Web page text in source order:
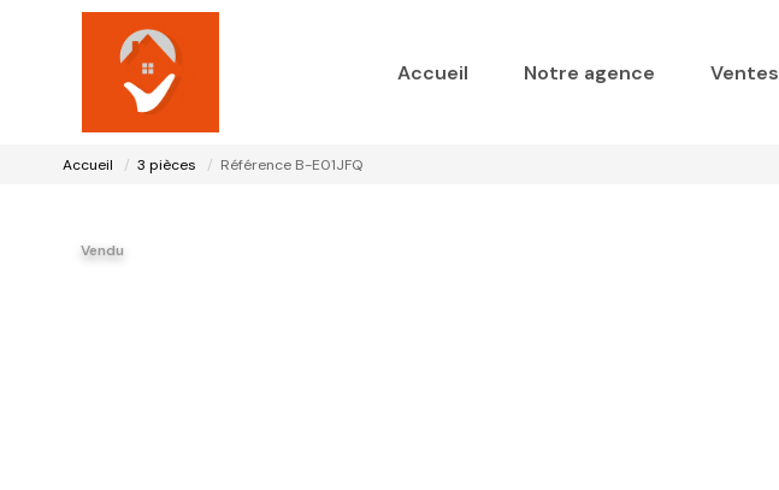
Accueil Notre agence Ventes
Accueil 3 pièces Référence B-E01JFQ
Vendu